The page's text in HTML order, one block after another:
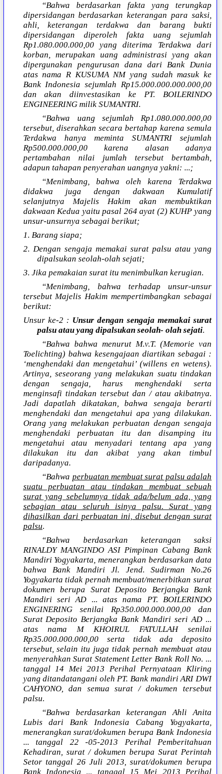
“Bahwa berdasarkan fakta yang terungkap
dipersidangan berdasarkan keterangan para saksi,
ahli, keterangan terdakwa dan barang bukti
dipersidangan diperoleh fakta uang sejumlah
Rp1.080.000.000,00 yang diterima Terdakwa dari
korban, merupakan uang administrasi yang akan
dipergunakan pengurusan dana dari Bank Dunia
atas nama R KUSUMA NM yang sudah masuk ke
Bank Indonesia sejumlah Rp15.000.000.000.000,00
dan akan diinvestasikan ke PT. BOILERINDO
ENGINEERING milik SUMANTRI.
“Bahwa uang sejumlah Rp1.080.000.000,00
tersebut, diserahkan secara bertahap karena semula
Terdakwa hanya meminta SUMANTRI sejumlah
Rp500.000.000,00 karena alasan adanya
pertambahan nilai jumlah tersebut bertambah,
adapun tahapan penyerahan uangnya yakni: ...;
“Menimbang, bahwa oleh karena Terdakwa
didakwa juga dengan dakwaan Kumulatif
selanjutnya Majelis Hakim akan membuktikan
dakwaan Kedua yaitu pasal 264 ayat (2) KUHP yang
unsur-unsurnya sebagai berikut;
1. Barang siapa;
2. Dengan sengaja memakai surat palsu atau yang
dipalsukan seolah-olah sejati;
3. Jika pemakaian surat itu menimbulkan kerugian.
“Menimbang, bahwa terhadap unsur-unsur
tersebut Majelis Hakim mempertimbangkan sebagai
berikut:
Unsur ke-2 : Unsur dengan sengaja memakai surat
palsu atau yang dipalsukan seolah- olah sejati.
“Bahwa bahwa menurut M.v.T. (Memorie van
Toelichting) bahwa kesengajaan diartikan sebagai :
‘menghendaki dan mengetahui’ (willens en wetens).
Artinya, seseorang yang melakukan suatu tindakan
dengan sengaja, harus menghendaki serta
menginsafi tindakan tersebut dan / atau akibatnya.
Jadi dapatlah dikatakan, bahwa sengaja berarti
menghendaki dan mengetahui apa yang dilakukan.
Orang yang melakukan perbuatan dengan sengaja
menghendaki perbuatan itu dan disamping itu
mengetahui atau menyadari tentang apa yang
dilakukan itu dan akibat yang akan timbul
daripadanya.
“Bahwa perbuatan membuat surat palsu adalah
suatu perbuatan atau tindakan membuat sebuah
surat yang sebelumnya tidak ada/belum ada, yang
sebagian atau seluruh isinya palsu. Surat yang
dihasilkan dari perbuatan ini, disebut dengan surat
palsu.
“Bahwa berdasarkan keterangan saksi
RINALDY MANGINDO ASI Pimpinan Cabang Bank
Mandiri Yogyakarta, menerangkan berdasarkan data
bahwa Bank Mandiri Jl. Jend. Sudirman No.26
Yogyakarta tidak pernah membuat/menerbitkan surat
dokumen berupa Surat Deposito Berjangka Bank
Mandiri seri AD ... atas nama PT. BOILERINDO
ENGINERING senilai Rp350.000.000.000,00 dan
Surat Deposito Berjangka Bank Mandiri seri AD ...
atas nama M KHOIRUL FATULLAH senilai
Rp35.000.000.000,00 serta tidak ada deposito
tersebut, selain itu juga tidak pernah membuat atau
menyerahkan Surat Statement Letter Bank Roll No. ...
tanggal 14 Mei 2013 Perihal Pernyataan Kliring
yang ditandatangani oleh PT. Bank mandiri ARI DWI
CAHYONO, dan semua surat / dokumen tersebut
palsu.
“Bahwa berdasarkan keterangan Ahli Anita
Lubis dari Bank Indonesia Cabang Yogyakarta,
menerangkan surat/dokumen berupa Bank Indonesia
... tanggal 22 -05-2013 Perihal Pemberitahuan
Kehadiran, surat / dokumen berupa Surat Perintah
Setor tanggal 26 Juli 2013, surat/dokumen berupa
Bank Indonesia ... tanggal 15 Mei 2013 Perihal